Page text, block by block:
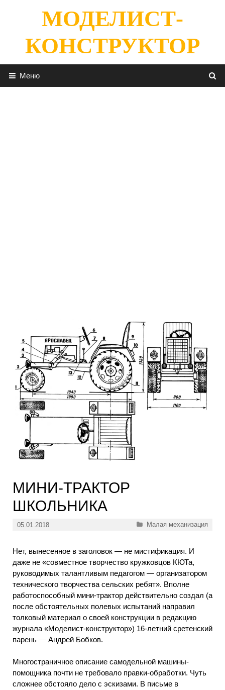
содержимомуМОДЕЛИСТ-
КОНСТРУКТОР
Меню
МИНИ-ТРАКТОР
ШКОЛЬНИКА
05.01.2018 Рубрики
Малая механизация
Нет, вынесенное в заголовок — не мистификация. И
даже не «совместное творчество кружковцов КЮТа,
руководимых талантливым педагогом — организатором
технического творчества сельских ребят». Вполне
работоспособный мини-трактор действительно создал (а
после обстоятельных полевых испытаний направил
толковый материал о своей конструкции в редакцию
журнала «Моделист-конструктор») 16-летний сретенский
парень — Андрей Бобков.
Многостраничное описание самодельной машины-
помощника почти не требовало правки-обработки. Чуть
сложнее обстояло дело с эскизами. В письме в